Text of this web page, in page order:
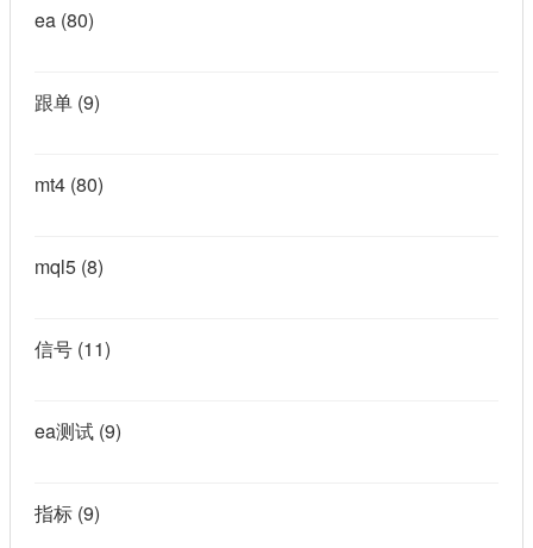
ea (80)
跟单 (9)
mt4 (80)
mql5 (8)
信号 (11)
ea测试 (9)
指标 (9)